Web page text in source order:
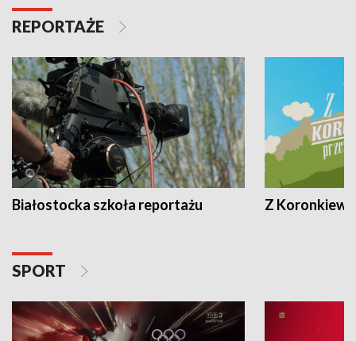
REPORTAŻE
Białostocka szkoła reportażu Z
SPORT